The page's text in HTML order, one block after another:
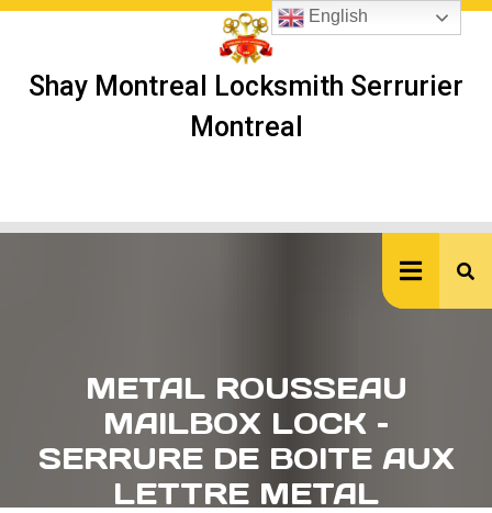
Skip
Shay Montreal Locksmith Serrurier
Montreal
METAL ROUSSEAU
MAILBOX LOCK –
SERRURE DE BOITE AUX
LETTRE METAL
English